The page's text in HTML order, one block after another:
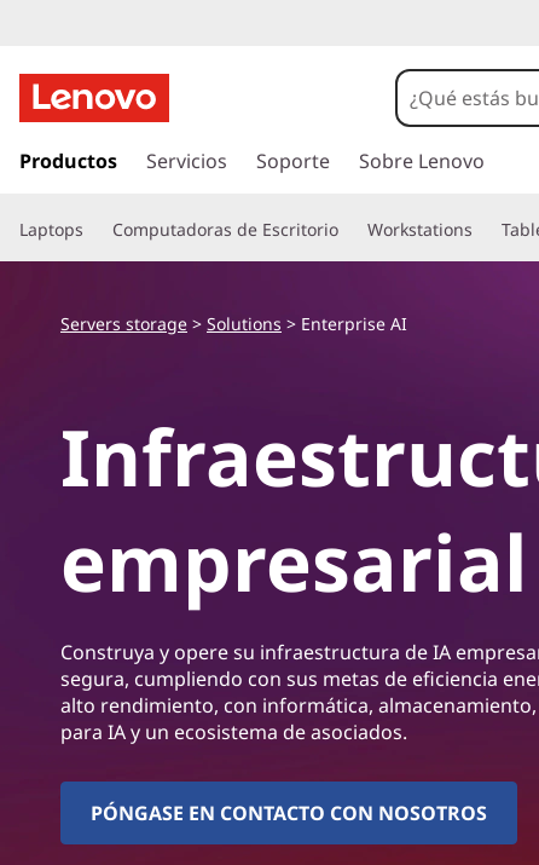
r
c
o
Productos Servicios Soporte Sobre Lenovo
Laptops Computadoras de Escritorio Workstations
Servers storage > Solutions > Enterprise AI
empresarial
Construya y opere su infraestructura de IA
segura, cumpliendo con sus metas de eficiencia
alto rendimiento, con informática,
para IA y un ecosistema de asociados.
PÓNGASE EN CONTACTO CON NOSOTROS